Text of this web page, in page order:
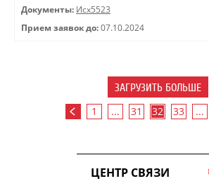
Документы: Исх5523
Прием заявок до: 07.10.2024
ЗАГРУЗИТЬ БОЛЬШЕ
1 ... 31 32 33 ...
ЦЕНТР СВЯЗИ